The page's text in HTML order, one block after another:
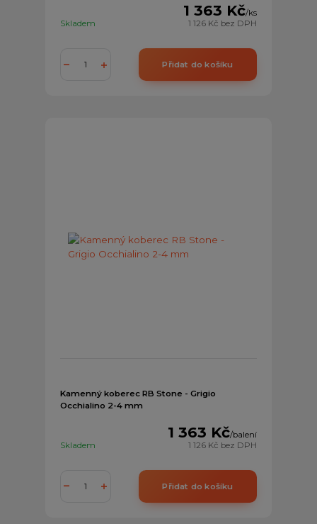
1 363 Kč/ks
1 126 Kč bez DPH
Skladem
Přidat do košíku
Kamenný koberec RB Stone - Grigio
Occhialino 2-4 mm
1 363 Kč/balení
1 126 Kč bez DPH
Skladem
Přidat do košíku